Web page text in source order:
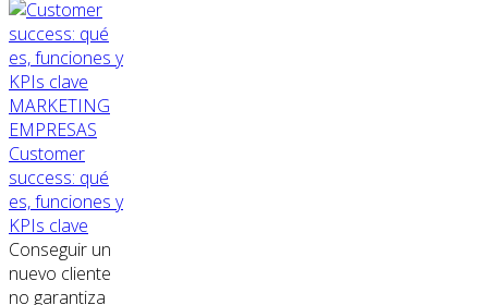
MARKETING
EMPRESAS
Customer
success: qué
es, funciones y
KPIs clave
Conseguir un
nuevo cliente
no garantiza